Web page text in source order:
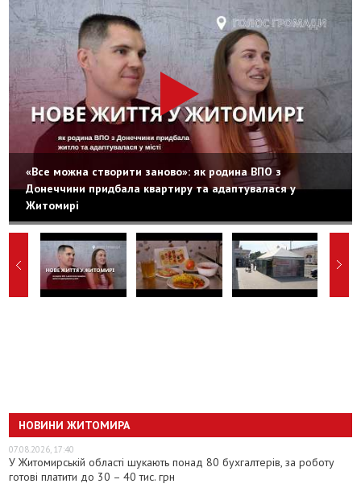
«Все можна створити заново»: як родина ВПО з
Донеччини придбала квартиру та адаптувалася у
Житомирі
НОВИНИ ЖИТОМИРА
07.08.2026, 17:40
У Житомирській області шукають понад 80 бухгалтерів, за роботу
готові платити до 30 – 40 тис. грн